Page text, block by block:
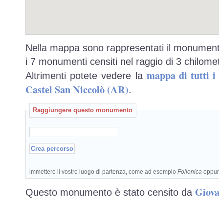
Nella mappa sono rappresentati il
i 7 monumenti censiti nel raggio di 3
Altrimenti potete vedere la mappa di tutti i
Castel San Niccolò (AR).
Raggiungere questo monumento
immettere il vostro luogo di partenza, come ad esempio Follonica
Questo monumento è stato censito da